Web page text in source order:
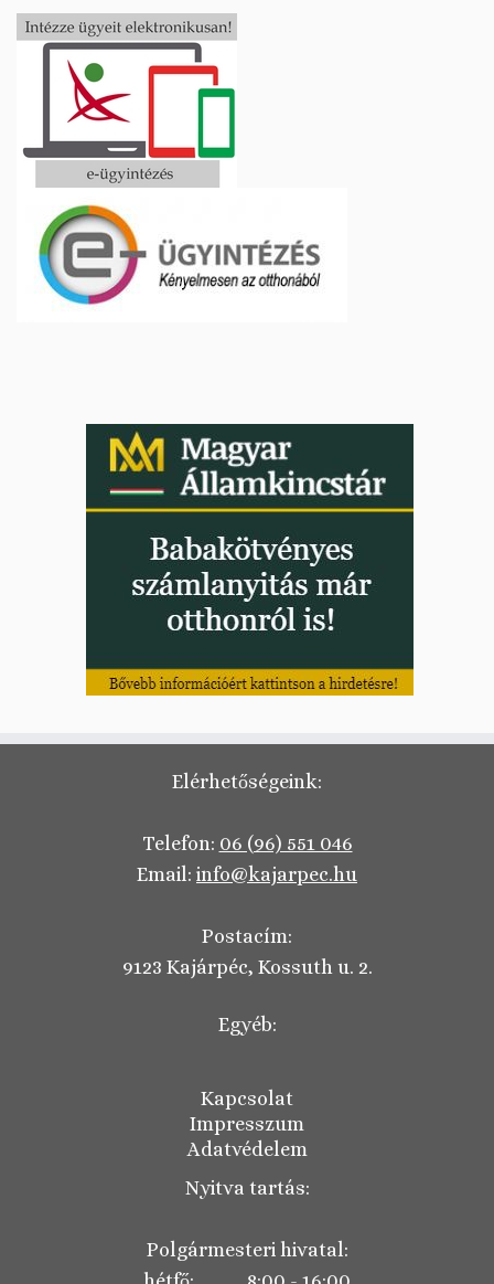
Elérhetőségeink:
Telefon: 06 (96) 551 046
Email: info@kajarpec.hu
Postacím:
9123 Kajárpéc, Kossuth u. 2.
Egyéb:
Kapcsolat
Impresszum
Adatvédelem
Nyitva tartás:
Polgármesteri hivatal: